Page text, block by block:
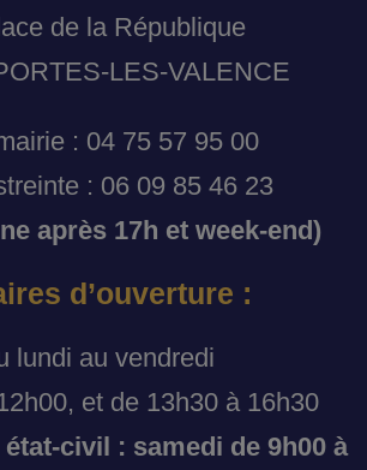
de la République
LES-VALENCE
: 04 75 57 95 00
: 06 09 85 46 23
après 17h et week-end)
d’ouverture :
lundi au vendredi
et de 13h30 à 16h30
civil : samedi de 9h00 à